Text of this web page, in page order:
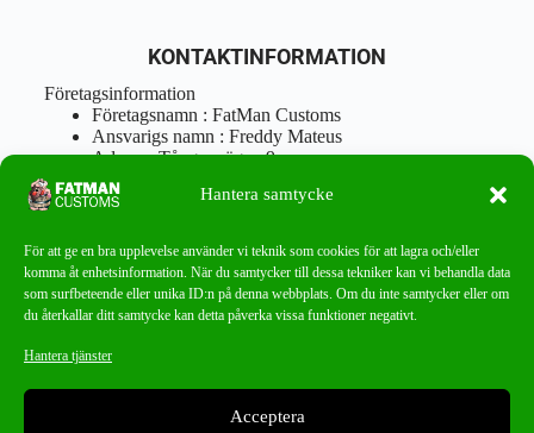
Hantera samtycke
För att ge en bra upplevelse använder vi teknik som cookies för att lagra och/eller
komma åt enhetsinformation. När du samtycker till dessa tekniker kan vi behandla data
som surfbeteende eller unika ID:n på denna webbplats. Om du inte samtycker eller om
du återkallar ditt samtycke kan detta påverka vissa funktioner negativt.
Hantera tjänster
Acceptera
KONTAKTINFORMATION
Företagsinformation
Företagsnamn : FatMan Customs
Ansvarigs namn : Freddy Mateus
Adress : Tångenvägen 9
Postnr : 417 46 Göteborg
Tel : 0762919666
info@fatmancustoms.se
Mån – Fre 10:00 – 18:00
Lör -11:00 – 15:00
Missa aldrig ett bra erbjudande!